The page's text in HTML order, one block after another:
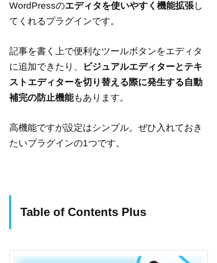
WordPressのエディタを使いやすく機能拡張し
てくれるプラグインです。
記事を書く上で便利なツールボタンをエディタ
に追加できたり、
ビジュアルエディターとテキ
ストエディターを切り替える際に発生する自動
補完の防止機能もあります。
高機能ですが設定はシンプル。ぜひ入れておき
たいプラグインの1つです。
Table of Contents Plus